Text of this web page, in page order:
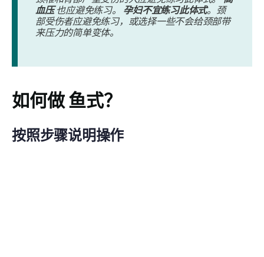
血压也应避免练习。 孕妇不宜练习此体式。颈
部受伤者应避免练习，或选择一些不会给颈部带
来压力的简单变体。
如何做鱼式？
按照步骤说明操作